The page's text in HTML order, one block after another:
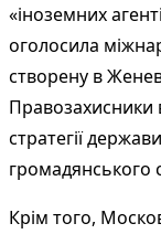
«іноземних
оголосила
створену в
стратегії
громадянського
Крім того,